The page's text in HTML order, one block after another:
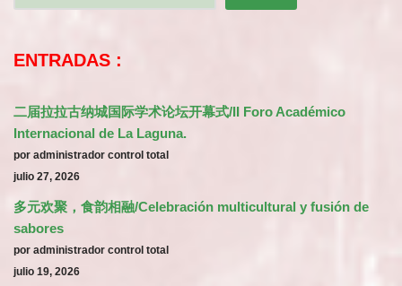
ENTRADAS :
二届拉拉古纳城国际学术论坛开幕式/II Foro Académico
Internacional de La Laguna.
por administrador control total
julio 27, 2026
多元欢聚，食韵相融/Celebración multicultural y fusión de
sabores
por administrador control total
julio 19, 2026